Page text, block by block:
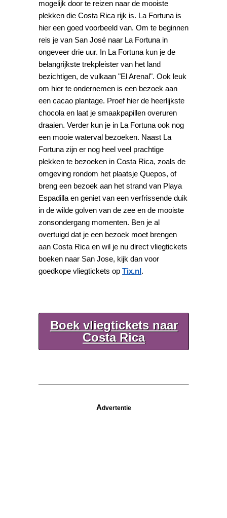
mogelijk door te reizen naar de mooiste
plekken die Costa Rica rijk is. La Fortuna is
hier een goed voorbeeld van. Om te beginnen
reis je van San José naar La Fortuna in
ongeveer drie uur. In La Fortuna kun je de
belangrijkste trekpleister van het land
bezichtigen, de vulkaan "El Arenal". Ook leuk
om hier te ondernemen is een bezoek aan
een cacao plantage. Proef hier de heerlijkste
chocola en laat je smaakpapillen overuren
draaien. Verder kun je in La Fortuna ook nog
een mooie waterval bezoeken. Naast La
Fortuna zijn er nog heel veel prachtige
plekken te bezoeken in Costa Rica, zoals de
omgeving rondom het plaatsje Quepos, of
breng een bezoek aan het strand van Playa
Espadilla en geniet van een verfrissende duik
in de wilde golven van de zee en de mooiste
zonsondergang momenten. Ben je al
overtuigd dat je een bezoek moet brengen
aan Costa Rica en wil je nu direct vliegtickets
boeken naar San Jose, kijk dan voor
goedkope vliegtickets opTix.nl.
Boek vliegtickets naar
Costa Rica
Advertentie